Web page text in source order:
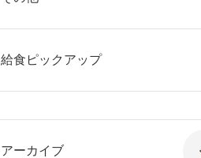
給食ピックアップ
アーカイブ